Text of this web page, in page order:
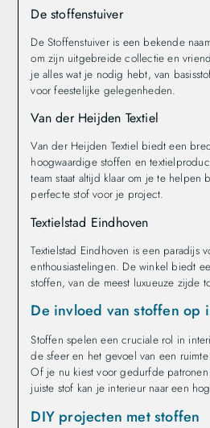
De stoffenstuiver
De Stoffenstuiver is een bekende
om zijn uitgebreide collectie en
je alles wat je nodig hebt, van
voor feestelijke gelegenheden.
Van der Heijden Textiel
Van der Heijden Textiel biedt een
hoogwaardige stoffen en
team staat altijd klaar om je te helpen
perfecte stof voor je project.
Textielstad Eindhoven
Textielstad Eindhoven is een paradijs
enthousiastelingen. De winkel biedt
stoffen, van de meest luxueuze zijde
De invloed van stoffen op
Stoffen spelen een cruciale rol in
de sfeer en het gevoel van een
Of je nu kiest voor gedurfde
juiste stof kan je interieur naar een
DIY projecten met stoffen